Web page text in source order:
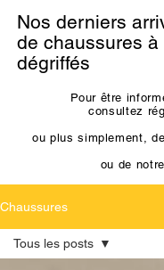
Nos derniers
de chaussures à
dégriffés
Pour être
consultez
ou plus simplement,
ou de
Chaussures
Tous les posts